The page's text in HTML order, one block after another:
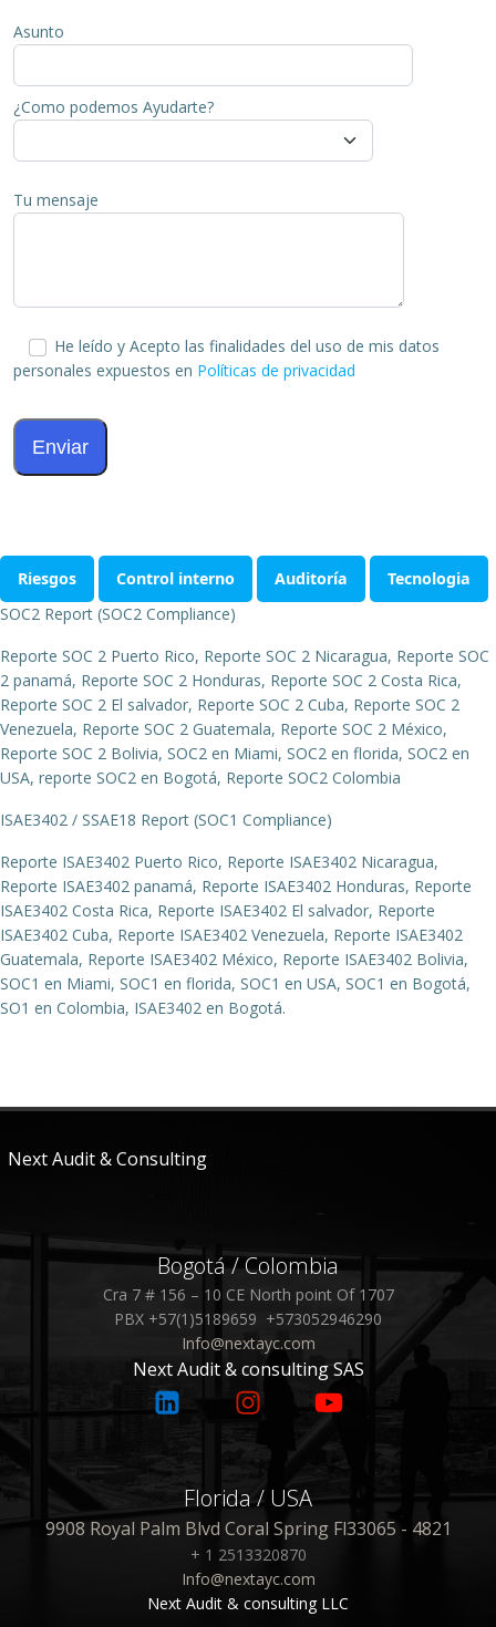
por
Asunto
¿Como podemos Ayudarte?
Tu mensaje
He leído y Acepto las finalidades del uso de mis datos
personales expuestos en Políticas de privacidad
Riesgos Control interno Auditoría
Tecnologia
SOC2 Report (SOC2 Compliance)
Reporte SOC 2 Puerto Rico, Reporte SOC 2 Nicaragua, Reporte SOC
2 panamá, Reporte SOC 2 Honduras, Reporte SOC 2 Costa Rica,
Reporte SOC 2 El salvador, Reporte SOC 2 Cuba, Reporte SOC 2
Venezuela, Reporte SOC 2 Guatemala, Reporte SOC 2 México,
Reporte SOC 2 Bolivia, SOC2 en Miami, SOC2 en florida, SOC2 en
USA, reporte SOC2 en Bogotá, Reporte SOC2 Colombia
ISAE3402 / SSAE18 Report (SOC1 Compliance)
Reporte ISAE3402 Puerto Rico, Reporte ISAE3402 Nicaragua,
Reporte ISAE3402 panamá, Reporte ISAE3402 Honduras, Reporte
ISAE3402 Costa Rica, Reporte ISAE3402 El salvador, Reporte
ISAE3402 Cuba, Reporte ISAE3402 Venezuela, Reporte ISAE3402
Guatemala, Reporte ISAE3402 México, Reporte ISAE3402 Bolivia,
SOC1 en Miami, SOC1 en florida, SOC1 en USA, SOC1 en Bogotá,
SO1 en Colombia, ISAE3402 en Bogotá.
Next Audit & Consulting
Bogotá / Colombia
Cra 7 # 156 – 10 CE North point Of 1707
PBX +57(1)5189659 +573052946290
Info@nextayc.com
Next Audit & consulting SAS
Florida / USA
9908 Royal Palm Blvd Coral Spring Fl33065 - 4821
+ 1 2513320870
Info@nextayc.com
Next Audit & consulting LLC